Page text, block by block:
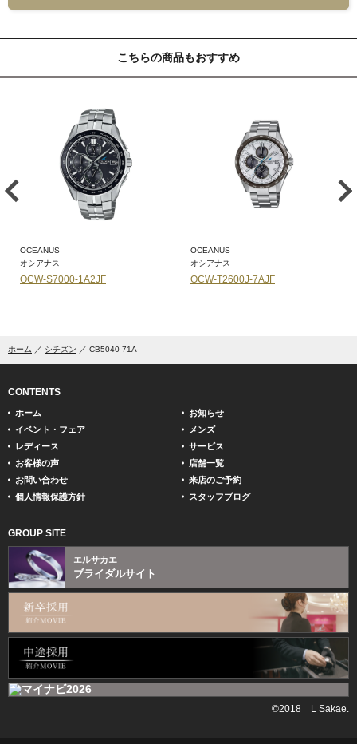
こちらの商品もおすすめ
OCEANUS
オシアナス
OCW-S7000-1A2JF
OCEANUS
オシアナス
OCW-T2600J-7AJF
ホーム シチズン CB5040-71A
CONTENTS
ホーム
お知らせ
イベント・フェア
メンズ
レディース
サービス
お客様の声
店舗一覧
お問い合わせ
来店のご予約
個人情報保護方針
スタッフブログ
GROUP SITE
エルサカエ
ブライダルサイト
©2018 L Sakae.